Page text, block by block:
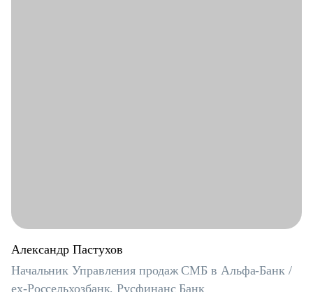
Александр Пастухов
Начальник Управления продаж СМБ в Альфа-Банк /
ex-Россельхозбанк, Русфинанс Банк